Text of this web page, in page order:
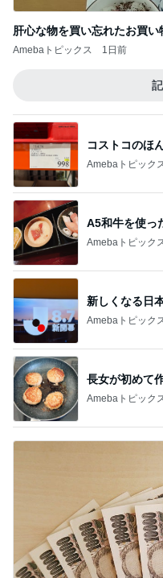
肝心な物を買い忘れたお買い
Amebaトピックス 1日前
コストコのほ
Amebaトピック
A5和牛を使っ
Amebaトピック
新しくなる日
Amebaトピック
長女が初めて
Amebaトピック